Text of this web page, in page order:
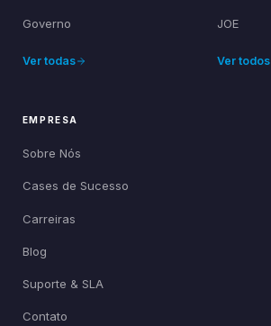
Governo
Ver todas
JOE
Ver todos
EMPRESA
Sobre Nós
Cases de Sucesso
Carreiras
Blog
Suporte & SLA
Contato